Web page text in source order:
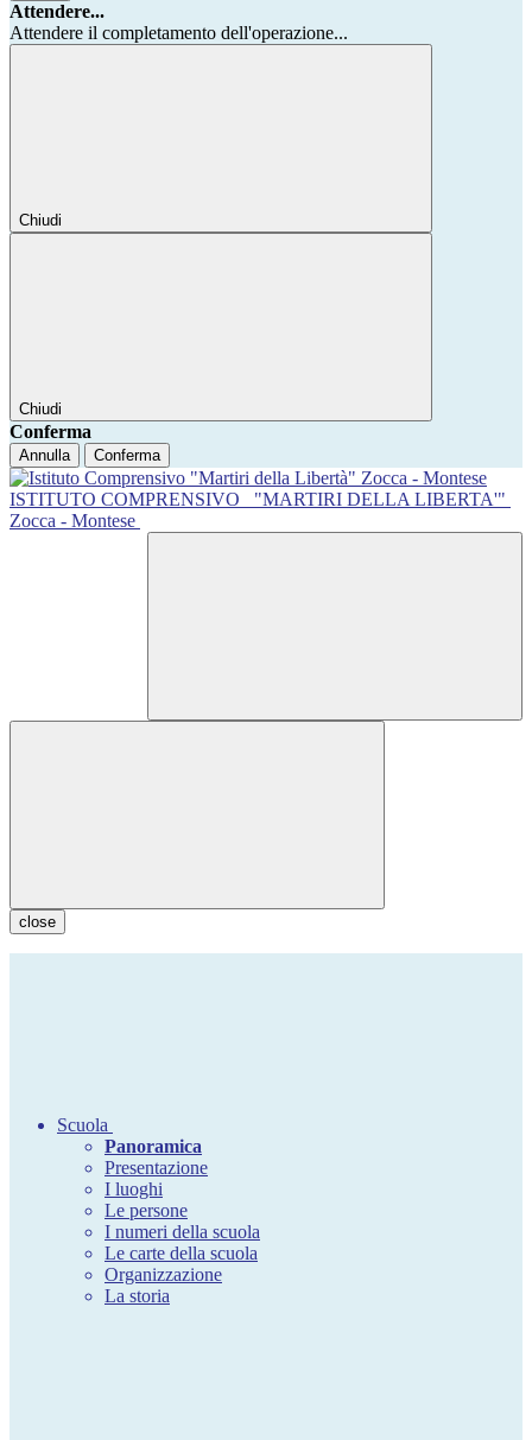
Attendere...
Attendere il completamento dell'operazione...
Chiudi
Chiudi
Conferma
Annulla Conferma
ISTITUTO COMPRENSIVO
"MARTIRI DELLA LIBERTA'"
Zocca - Montese
close
Scuola
Panoramica
Presentazione
I luoghi
Le persone
I numeri della scuola
Le carte della scuola
Organizzazione
La storia